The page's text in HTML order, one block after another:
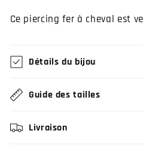
Ce piercing fer à cheval est
Détails du bijou
Guide des tailles
Livraison